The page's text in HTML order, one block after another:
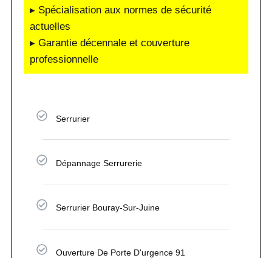
▸ Spécialisation aux normes de sécurité
actuelles
▸ Garantie décennale et couverture
professionnelle
Serrurier
Dépannage Serrurerie
Serrurier Bouray-Sur-Juine
Ouverture De Porte D'urgence 91